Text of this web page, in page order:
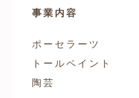
事業内容
ポーセラーツ
トールペイント
陶芸